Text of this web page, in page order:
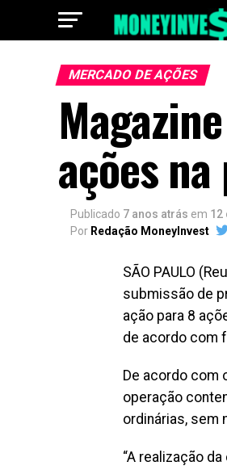
MERCADO DE AÇÕES
ações
Publicado 7 anos atrás em 12
Por Redação MoneyInvest
SÃO PAULO
submissão de
ação para 8
de acordo com
De acordo com
operação
ordinárias, sem
“A realização